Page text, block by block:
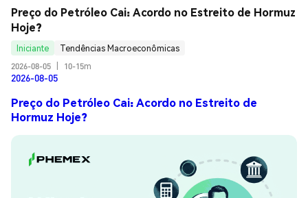
Preço do Petróleo Cai: Acordo no Estreito de Hormuz
Hoje?
Iniciante
Tendências Macroeconômicas
2026-08-05
10-15m
2026-08-05
Preço do Petróleo Cai: Acordo no Estreito de
Hormuz Hoje?